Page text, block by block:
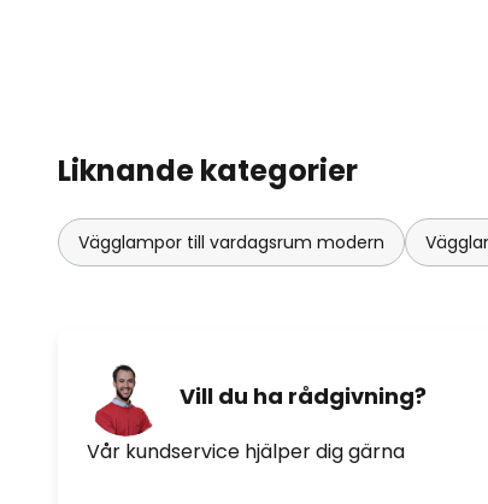
Liknande kategorier
Vägglampor till vardagsrum modern
Vill du ha rådgivning?
Vår kundservice hjälper dig gärna